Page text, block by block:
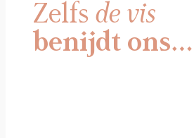
Zelfs de vis
benijdt ons…